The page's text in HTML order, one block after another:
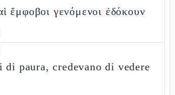
ἔμφοβοι γενόμενοι ἐδόκουν
di paura, credevano di vedere